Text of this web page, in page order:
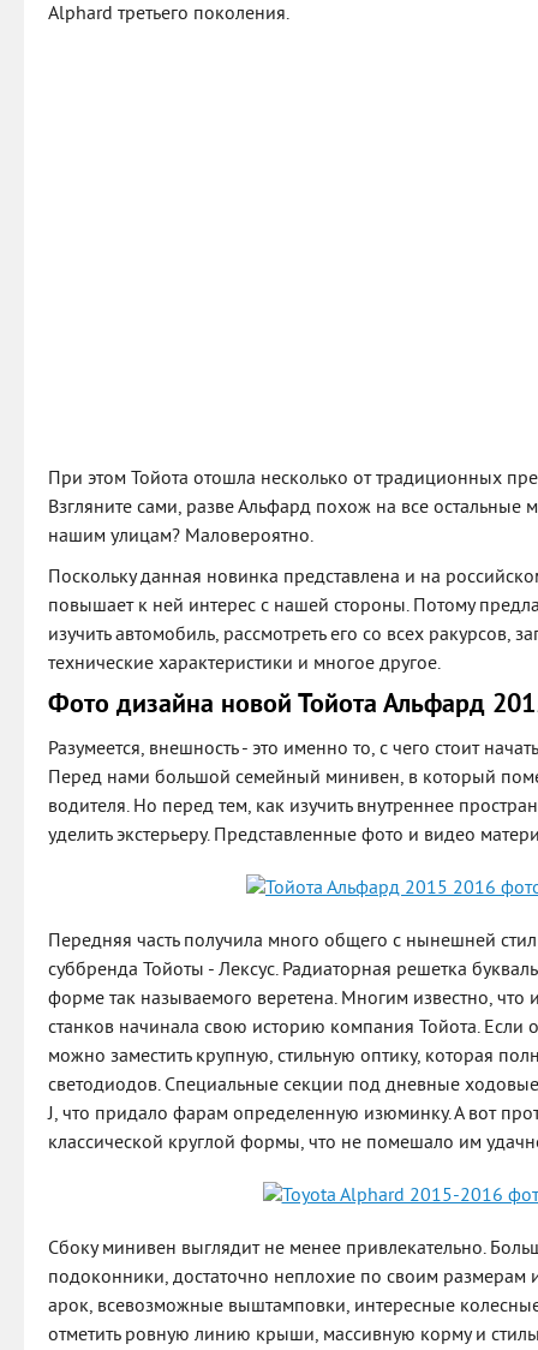
Alphard третьего поколения.
При этом Тойота отошла несколько от традиционных
Взгляните сами, разве Альфард похож на все остальные
нашим улицам? Маловероятно.
Поскольку данная новинка представлена и на
повышает к ней интерес с нашей стороны. Потому
изучить автомобиль, рассмотреть его со всех ракурсов,
технические характеристики и многое другое.
Фото дизайна новой Тойота Альфард
Разумеется, внешность - это именно то, с чего стоит
Перед нами большой семейный минивен, в который
водителя. Но перед тем, как изучить внутреннее
уделить экстерьеру. Представленные фото и видео
Передняя часть получила много общего с нынешней
суббренда Тойоты - Лексус. Радиаторная решетка
форме так называемого веретена. Многим известно, что
станков начинала свою историю компания Тойота. Если
можно заместить крупную, стильную оптику, которая
светодиодов. Специальные секции под дневные
J, что придало фарам определенную изюминку. А вот
классической круглой формы, что не помешало им
Сбоку минивен выглядит не менее привлекательно.
подоконники, достаточно неплохие по своим размерам
арок, всевозможные выштамповки, интересные
отметить ровную линию крыши, массивную корму и